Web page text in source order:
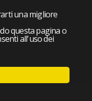
una migliore
questa pagina o
all'uso dei